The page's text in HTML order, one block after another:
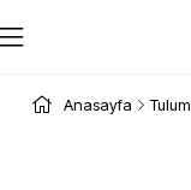
Anasayfa Tulum